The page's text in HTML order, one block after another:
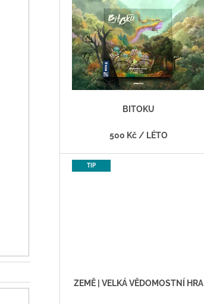
T
BITOKU
500 Kč / LÉTO
TIP
ZEMĚ | VELKÁ VĚDOMOSTNÍ HRA